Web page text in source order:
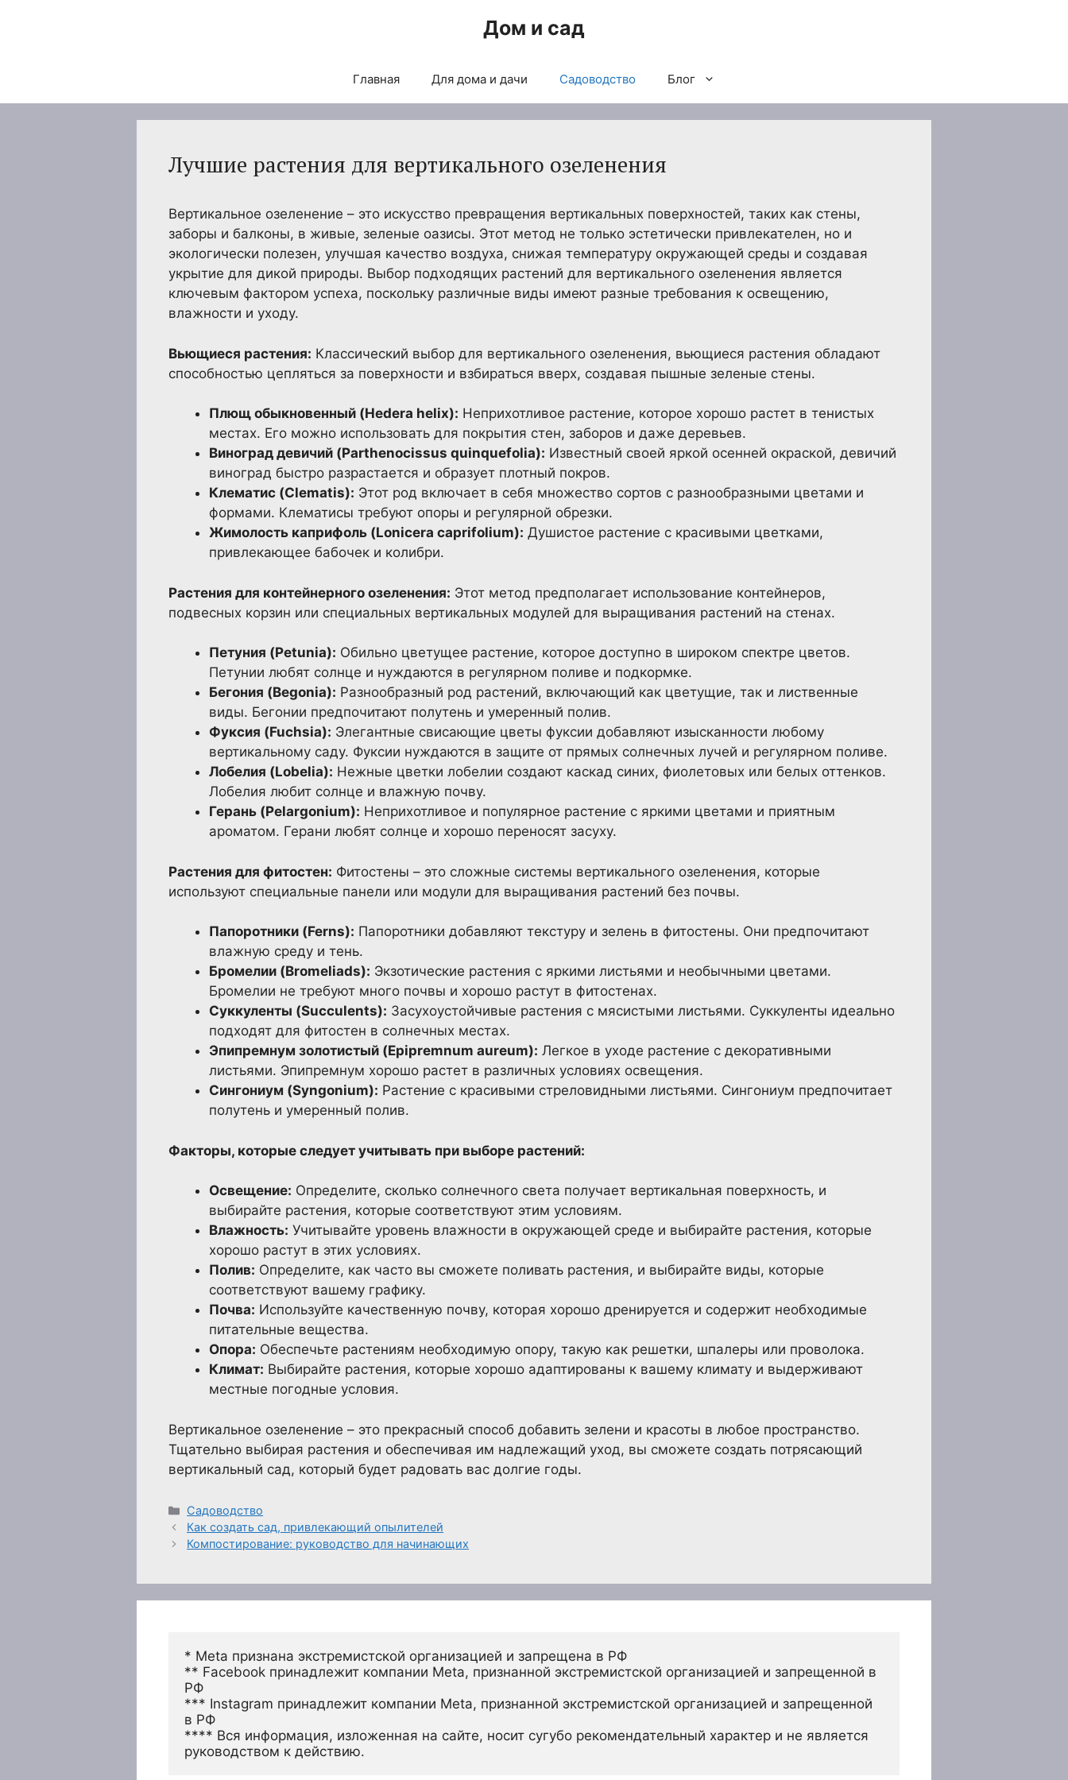
Дом и сад
Главная Для дома и дачи Садоводство Блог
Лучшие растения для вертикального озеленения
Вертикальное озеленение – это искусство превращения вертикальных поверхностей, таких как стены,
заборы и балконы, в живые, зеленые оазисы. Этот метод не только эстетически привлекателен, но и
экологически полезен, улучшая качество воздуха, снижая температуру окружающей среды и создавая
укрытие для дикой природы. Выбор подходящих растений для вертикального озеленения является
ключевым фактором успеха, поскольку различные виды имеют разные требования к освещению,
влажности и уходу.
Вьющиеся растения: Классический выбор для вертикального озеленения, вьющиеся растения обладают
способностью цепляться за поверхности и взбираться вверх, создавая пышные зеленые стены.
Плющ обыкновенный (Hedera helix): Неприхотливое растение, которое хорошо растет в тенистых
местах. Его можно использовать для покрытия стен, заборов и даже деревьев.
Виноград девичий (Parthenocissus quinquefolia): Известный своей яркой осенней окраской, девичий
виноград быстро разрастается и образует плотный покров.
Клематис (Clematis): Этот род включает в себя множество сортов с разнообразными цветами и
формами. Клематисы требуют опоры и регулярной обрезки.
Жимолость каприфоль (Lonicera caprifolium): Душистое растение с красивыми цветками,
привлекающее бабочек и колибри.
Растения для контейнерного озеленения: Этот метод предполагает использование контейнеров,
подвесных корзин или специальных вертикальных модулей для выращивания растений на стенах.
Петуния (Petunia): Обильно цветущее растение, которое доступно в широком спектре цветов.
Петунии любят солнце и нуждаются в регулярном поливе и подкормке.
Бегония (Begonia): Разнообразный род растений, включающий как цветущие, так и лиственные
виды. Бегонии предпочитают полутень и умеренный полив.
Фуксия (Fuchsia): Элегантные свисающие цветы фуксии добавляют изысканности любому
вертикальному саду. Фуксии нуждаются в защите от прямых солнечных лучей и регулярном поливе.
Лобелия (Lobelia): Нежные цветки лобелии создают каскад синих, фиолетовых или белых оттенков.
Лобелия любит солнце и влажную почву.
Герань (Pelargonium): Неприхотливое и популярное растение с яркими цветами и приятным
ароматом. Герани любят солнце и хорошо переносят засуху.
Растения для фитостен: Фитостены – это сложные системы вертикального озеленения, которые
используют специальные панели или модули для выращивания растений без почвы.
Папоротники (Ferns): Папоротники добавляют текстуру и зелень в фитостены. Они предпочитают
влажную среду и тень.
Бромелии (Bromeliads): Экзотические растения с яркими листьями и необычными цветами.
Бромелии не требуют много почвы и хорошо растут в фитостенах.
Суккуленты (Succulents): Засухоустойчивые растения с мясистыми листьями. Суккуленты идеально
подходят для фитостен в солнечных местах.
Эпипремнум золотистый (Epipremnum aureum): Легкое в уходе растение с декоративными
листьями. Эпипремнум хорошо растет в различных условиях освещения.
Сингониум (Syngonium): Растение с красивыми стреловидными листьями. Сингониум предпочитает
полутень и умеренный полив.
Факторы, которые следует учитывать при выборе растений:
Освещение: Определите, сколько солнечного света получает вертикальная поверхность, и
выбирайте растения, которые соответствуют этим условиям.
Влажность: Учитывайте уровень влажности в окружающей среде и выбирайте растения, которые
хорошо растут в этих условиях.
Полив: Определите, как часто вы сможете поливать растения, и выбирайте виды, которые
соответствуют вашему графику.
Почва: Используйте качественную почву, которая хорошо дренируется и содержит необходимые
питательные вещества.
Опора: Обеспечьте растениям необходимую опору, такую как решетки, шпалеры или проволока.
Климат: Выбирайте растения, которые хорошо адаптированы к вашему климату и выдерживают
местные погодные условия.
Вертикальное озеленение – это прекрасный способ добавить зелени и красоты в любое пространство.
Тщательно выбирая растения и обеспечивая им надлежащий уход, вы сможете создать потрясающий
вертикальный сад, который будет радовать вас долгие годы.
Рубрики
Садоводство
Как создать сад, привлекающий опылителей
Компостирование: руководство для начинающих
* Meta признана экстремистской организацией и запрещена в РФ
** Facebook принадлежит компании Meta, признанной экстремистской организацией и запрещенной в
РФ
*** Instagram принадлежит компании Meta, признанной экстремистской организацией и запрещенной
в РФ
**** Вся информация, изложенная на сайте, носит сугубо рекомендательный характер и не является
руководством к действию.